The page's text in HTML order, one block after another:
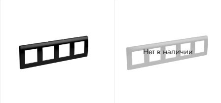
Нет в наличии